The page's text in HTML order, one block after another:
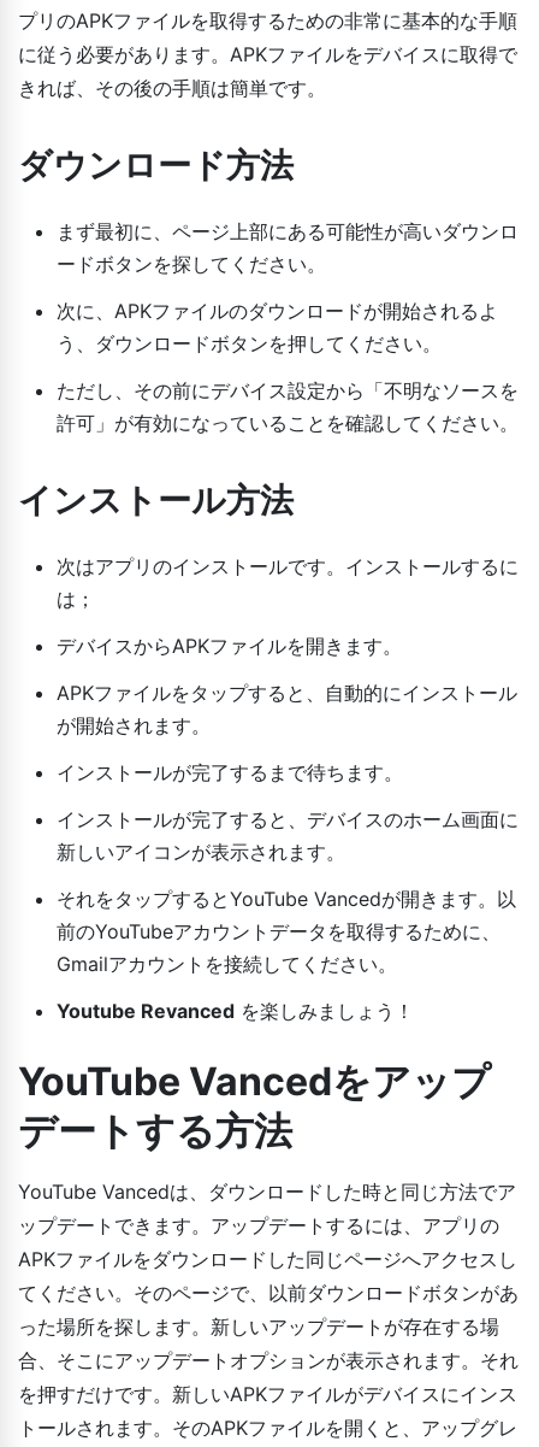
プリのAPKファイルを取得するための非常に基本的な手順
に従う必要があります。APKファイルをデバイスに取得で
きれば、その後の手順は簡単です。
ダウンロード方法
まず最初に、ページ上部にある可能性が高いダウンロ
ードボタンを探してください。
次に、APKファイルのダウンロードが開始されるよ
う、ダウンロードボタンを押してください。
ただし、その前にデバイス設定から「不明なソースを
許可」が有効になっていることを確認してください。
インストール方法
次はアプリのインストールです。インストールするに
は；
デバイスからAPKファイルを開きます。
APKファイルをタップすると、自動的にインストール
が開始されます。
インストールが完了するまで待ちます。
インストールが完了すると、デバイスのホーム画面に
新しいアイコンが表示されます。
それをタップするとYouTube Vancedが開きます。以
前のYouTubeアカウントデータを取得するために、
Gmailアカウントを接続してください。
Youtube Revanced を楽しみましょう！
YouTube Vancedをアップ
デートする方法
YouTube Vancedは、ダウンロードした時と同じ方法でア
ップデートできます。アップデートするには、アプリの
APKファイルをダウンロードした同じページへアクセスし
てください。そのページで、以前ダウンロードボタンがあ
った場所を探します。新しいアップデートが存在する場
合、そこにアップデートオプションが表示されます。それ
を押すだけです。新しいAPKファイルがデバイスにインス
トールされます。そのAPKファイルを開くと、アップグレ